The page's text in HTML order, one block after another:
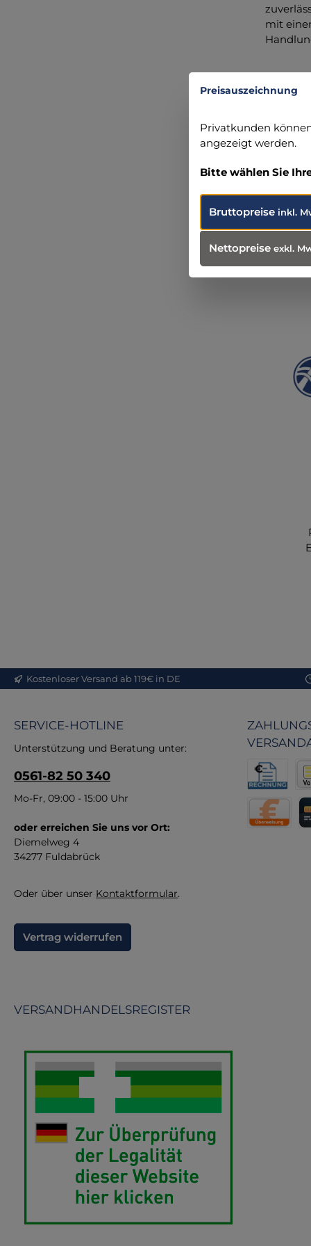
mit
46485
+49 281
Kostenloser Versand ab 119€ in DE
SERVICE-HOTLINE
Unterstützung und Beratung unter:
0561-82 50 340
Mo-Fr, 09:00 - 15:00 Uhr
oder erreichen Sie uns vor Ort:
Diemelweg 4
34277 Fuldabrück
Oder über unser Kontaktformular.
Vertrag widerrufen
Rechnung
VERSANDHANDELSREGISTER
Preisauszeichnung
Privatkunden
angezeigt werden.
Bitte wählen Sie
Bruttopreise inkl.
Nettopreise exkl.